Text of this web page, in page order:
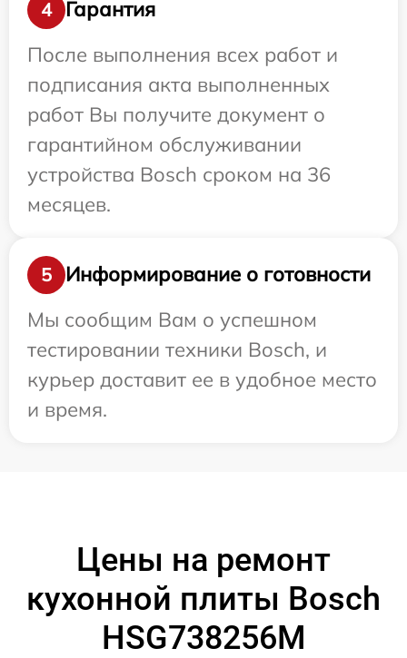
4
Гарантия
После выполнения всех работ и
подписания акта выполненных
работ Вы получите документ о
гарантийном обслуживании
устройства Bosch сроком на 36
месяцев.
5
Информирование о готовности
Мы сообщим Вам о успешном
тестировании техники Bosch, и
курьер доставит ее в удобное место
и время.
Цены на ремонт
кухонной плиты Bosch
HSG738256M